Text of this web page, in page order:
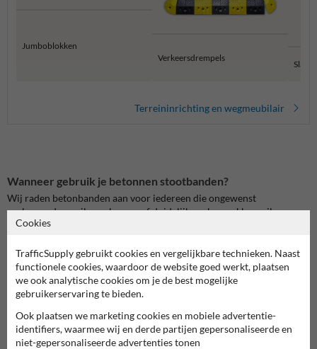
Jumboblokken
Verkeersdrempels
Terreininrichting en wegmeubilair
Wanneer gebruik je betonnen stootbanden?
Wij raden betonbanden aan voor iedereen die ongewenst
parkeergedrag wil voorkomen of duidelijk parkeervakken wil
aangeven. Dankzij de vierkante voet passen de stootbanden
stratenmaker betekent.
Cookies
TrafficSupply gebruikt cookies en vergelijkbare technieken. Naast
functionele cookies, waardoor de website goed werkt, plaatsen
we ook analytische cookies om je de best mogelijke
gebruikerservaring te bieden.
Ook plaatsen we marketing cookies en mobiele advertentie-
identifiers, waarmee wij en derde partijen gepersonaliseerde en
niet-gepersonaliseerde advertenties tonen